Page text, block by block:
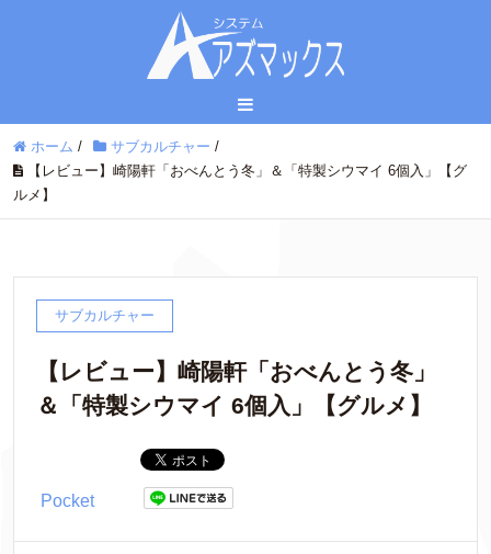
ホーム / サブカルチャー /
【レビュー】崎陽軒「おべんとう冬」＆「特製シウマイ 6個入」【グ
ルメ】
サブカルチャー
【レビュー】崎陽軒「おべんとう冬」
＆「特製シウマイ 6個入」【グルメ】
Pocket